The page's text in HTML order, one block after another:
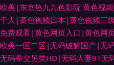
欧美|东京热九九色影院 黄色视
干人|黄色视频日本|黄色视频三
免费观看|黄色网页入口|黄色网
欧美一区二区|无码破解国产|无
无码拳交另类HD|无码人妻91无